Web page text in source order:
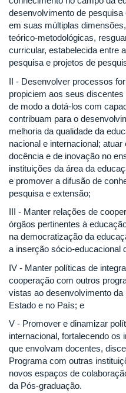
desenvolvimento de
em suas múltiplas
teórico-metodológicas,
curricular, estabelecida entre
pesquisa e projetos de
II - Desenvolver processos
propiciem aos seus
de modo a dotá-los com
contribuam para o
melhoria da qualidade da
nacional e internacional;
docência e de inovação no
instituições da área da
e promover a difusão de
pesquisa e extensão;
III - Manter relações de
órgãos pertinentes à
na democratização da
a inserção sócio-educacional
IV - Manter políticas de
cooperação com outros
vistas ao desenvolvimento
Estado e no País; e
V - Promover e dinamizar
internacional, fortalecendo os
que envolvam docentes,
Programa com outras
novos espaços de
da Pós-graduação.